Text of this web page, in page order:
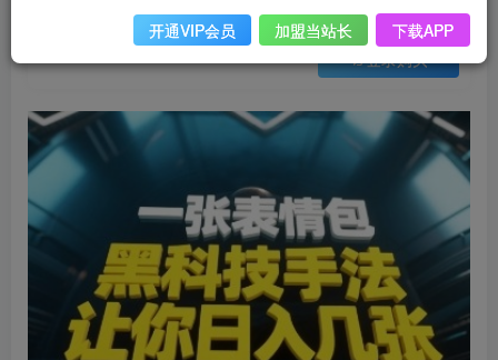
年VIP免费 终身VIP会员免费
登录购买
开通VIP会员 加盟当站长 下载APP